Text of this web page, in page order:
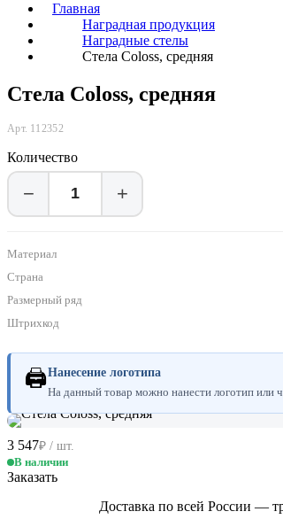
Главная
Наградная продукция
Наградные стелы
Стела Coloss, средняя
Стела Coloss, средняя
Арт. 112352
Количество
− +
Материал
Страна
Размерный ряд
Штрихкод
🖨Нанесение логотипа
На данный товар можно нанести логотип или
3 547₽ / шт.
В наличии
Заказать
Доставка по всей России —